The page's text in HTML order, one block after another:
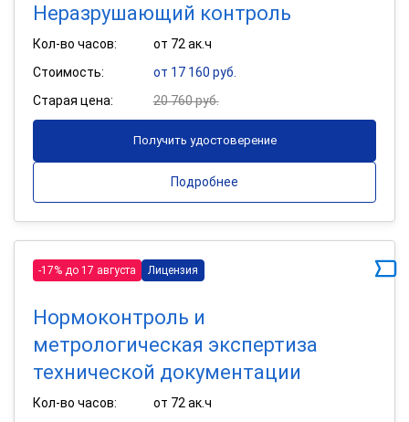
Неразрушающий контроль
Кол-во часов:
от 72 ак.ч
Стоимость:
от 17 160 руб.
Старая цена:
20 760 руб.
Получить удостоверение
Подробнее
-17% до 17 августа Лицензия
Нормоконтроль и
метрологическая экспертиза
технической документации
Кол-во часов:
от 72 ак.ч